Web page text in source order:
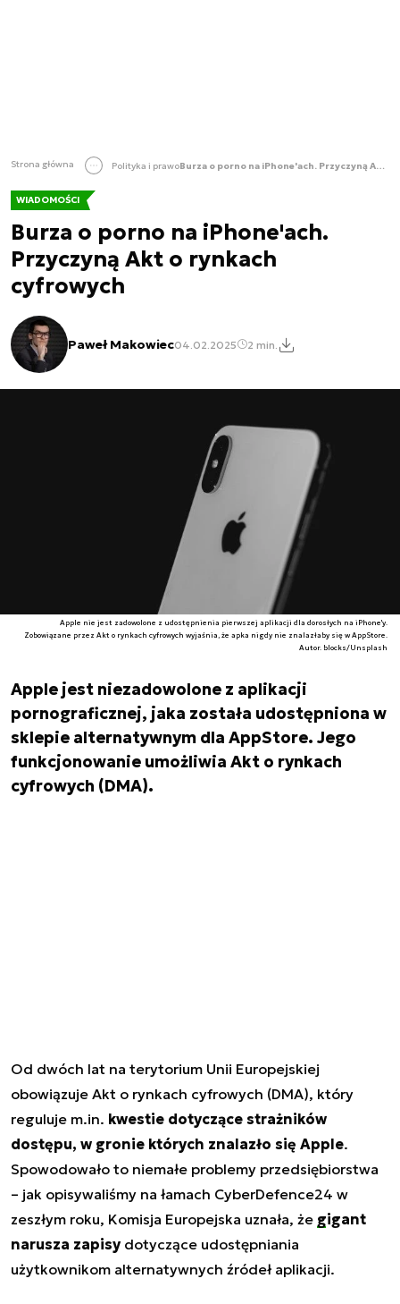
Strona główna Polityka i prawo Burza o porno na iPhone'ach. Przyczyną Akt o rynkach cyfrowych
WIADOMOŚCI
Burza o porno na iPhone'ach.
Przyczyną Akt o rynkach
cyfrowych
Paweł Makowiec04.02.2025 2 min.
Apple nie jest zadowolone z udostępnienia pierwszej aplikacji dla dorosłych na iPhone'y.
Zobowiązane przez Akt o rynkach cyfrowych wyjaśnia, że apka nigdy nie znalazłaby się w AppStore.
Autor. blocks/Unsplash
Apple jest niezadowolone z aplikacji
pornograficznej, jaka została udostępniona w
sklepie alternatywnym dla AppStore. Jego
funkcjonowanie umożliwia Akt o rynkach
cyfrowych (DMA).
Od dwóch lat na terytorium Unii Europejskiej
obowiązuje Akt o rynkach cyfrowych (DMA), który
reguluje m.in. kwestie dotyczące strażników
dostępu, w gronie których znalazło się Apple.
Spowodowało to niemałe problemy przedsiębiorstwa
– jak opisywaliśmy na łamach CyberDefence24 w
zeszłym roku, Komisja Europejska uznała, że gigant
narusza zapisydotyczące udostępniania
użytkownikom alternatywnych źródeł aplikacji.